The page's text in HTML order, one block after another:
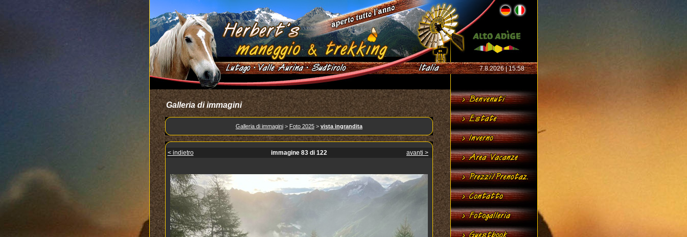
7.8.2026 | 15:58
Galleria di immagini
Galleria di immagini > Foto 2025 > vista ingrandita
< indietro immagine 83 di 122 avanti >